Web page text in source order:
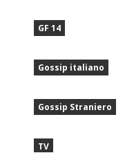
GF 14
Gossip italiano
Gossip Straniero
TV